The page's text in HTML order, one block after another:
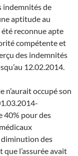
indemnités de
aptitude au
été reconnue apte
compétente et
des indemnités
12.02.2014.
n’aurait occupé son
40% pour des
diminution des
l’assurée avait